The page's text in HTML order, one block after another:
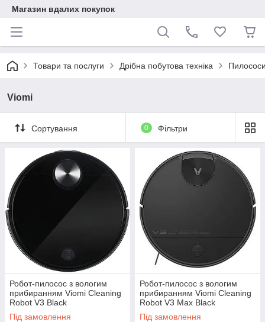
Магазин вдалих покупок
Товари та послуги Дрібна побутова техніка
Viomi
Сортування 0 Фільтри
Робот-пилосос з вологим
прибиранням Viomi Cleaning
Robot V3 Black
Під замовлення
Робот-пилосос з вологим
прибиранням Viomi Cleaning
Robot V3 Max Black
Під замовлення